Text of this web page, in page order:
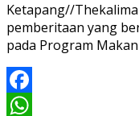
Ketapang//
pemberitaan yang
pada Program
Facebook